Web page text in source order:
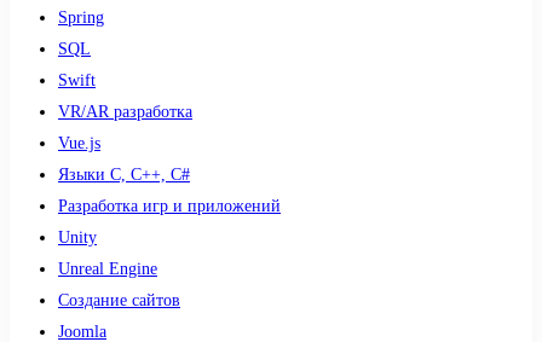
Spring
SQL
Swift
VR/AR разработка
Vue.js
Языки С, С++, С#
Разработка игр и приложений
Unity
Unreal Engine
Создание сайтов
Joomla